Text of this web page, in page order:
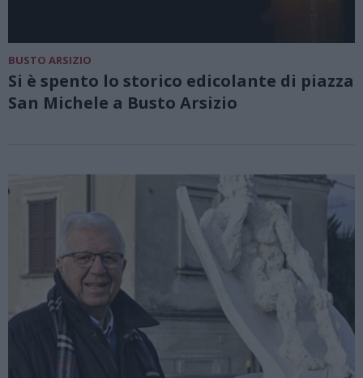
BUSTO ARSIZIO
Si è spento lo storico edicolante di piazza
San Michele a Busto Arsizio